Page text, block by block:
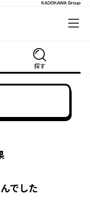
探す
でした